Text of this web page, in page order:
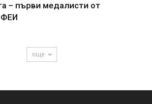
– първи медалисти от
ФЕИ
още